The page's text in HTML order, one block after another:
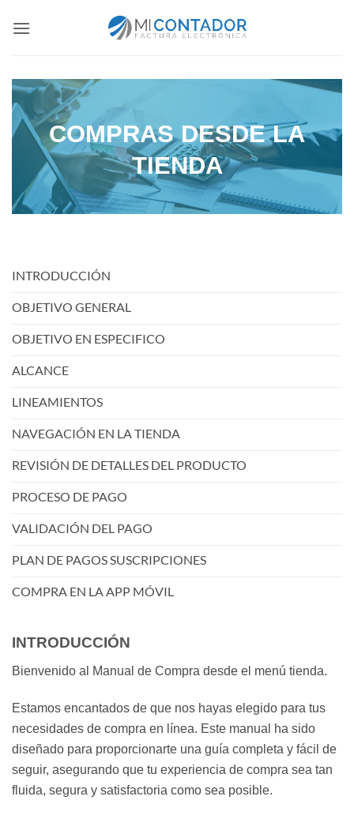
COMPRAS DESDE LA
TIENDA
INTRODUCCIÓN
OBJETIVO GENERAL
OBJETIVO EN ESPECIFICO
ALCANCE
LINEAMIENTOS
NAVEGACIÓN EN LA TIENDA
REVISIÓN DE DETALLES DEL PRODUCTO
PROCESO DE PAGO
VALIDACIÓN DEL PAGO
PLAN DE PAGOS SUSCRIPCIONES
COMPRA EN LA APP MÓVIL
INTRODUCCIÓN
Bienvenido al Manual de Compra desde el menú tienda.
Estamos encantados de que nos hayas elegido para tus
necesidades de compra en línea. Este manual ha sido
diseñado para proporcionarte una guía completa y fácil de
seguir, asegurando que tu experiencia de compra sea tan
fluida, segura y satisfactoria como sea posible.